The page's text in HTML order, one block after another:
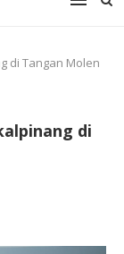
di Tangan Molen
di